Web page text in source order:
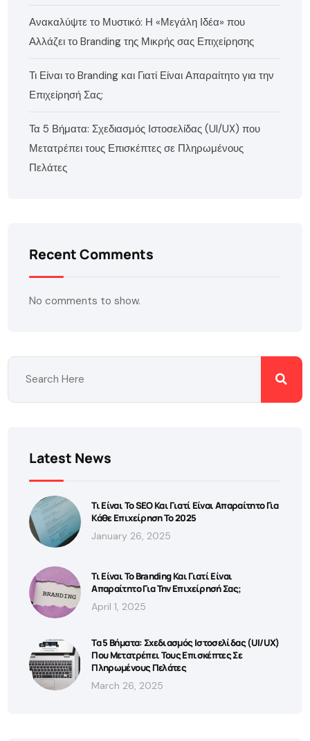
Ανακαλύψτε το Μυστικό: Η «Μεγάλη Ιδέα» που
Αλλάζει το Branding της Μικρής σας Επιχείρησης
Τι Είναι το Branding και Γιατί Είναι Απαραίτητο για την
Επιχείρησή Σας;
Τα 5 Βήματα: Σχεδιασμός Ιστοσελίδας (UI/UX) που
Μετατρέπει τους Επισκέπτες σε Πληρωμένους
Πελάτες
Recent Comments
No comments to show.
Latest News
Τι Είναι Το SEO Και Γιατί Είναι Απαραίτητο Για
Κάθε Επιχείρηση Το 2025
January 26, 2025
Τι Είναι Το Branding Και Γιατί Είναι
Απαραίτητο Για Την Επιχείρησή Σας;
April 1, 2025
Τα 5 Βήματα: Σχεδιασμός Ιστοσελίδας (UI/UX)
Που Μετατρέπει Τους Επισκέπτες Σε
Πληρωμένους Πελάτες
March 26, 2025